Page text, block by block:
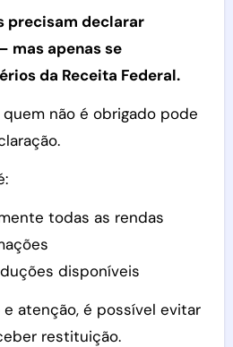
precisam declarar
mas apenas se
da Receita Federal.
não é obrigado pode
todas as rendas
disponíveis
e atenção, é possível evitar
restituição.